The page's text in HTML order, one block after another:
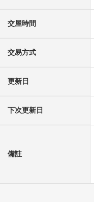
交屋時間
交易方式
更新日
下次更新日
備註